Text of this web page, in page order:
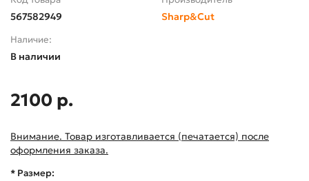
567582949 Sharp&Cut
Наличие:
В наличии
2100 р.
Внимание. Товар изготавливается (печатается) после
оформления заказа.
* Размер: